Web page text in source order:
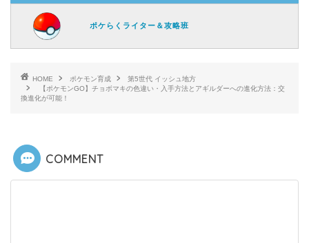
ポケらくライター＆攻略班
HOME ポケモン育成
第5世代 イッシュ地方
【ポケモンGO】チョボマキの色違い・入手方法とアギルダーへの進化方法：交
換進化が可能！
COMMENT